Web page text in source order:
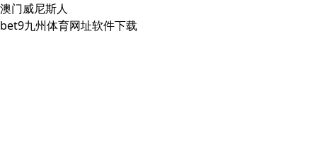
澳门威尼斯人
bet9九州体育网址软件下载